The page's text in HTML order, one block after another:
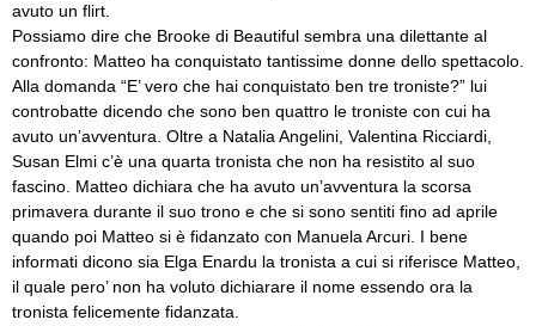
avuto un flirt.
Possiamo dire che Brooke di Beautiful sembra una dilettante al
confronto: Matteo ha conquistato tantissime donne dello spettacolo.
Alla domanda “E’ vero che hai conquistato ben tre troniste?” lui
controbatte dicendo che sono ben quattro le troniste con cui ha
avuto un’avventura. Oltre a Natalia Angelini, Valentina Ricciardi,
Susan Elmi c’è una quarta tronista che non ha resistito al suo
fascino. Matteo dichiara che ha avuto un’avventura la scorsa
primavera durante il suo trono e che si sono sentiti fino ad aprile
quando poi Matteo si è fidanzato con Manuela Arcuri. I bene
informati dicono sia Elga Enardu la tronista a cui si riferisce Matteo,
il quale pero’ non ha voluto dichiarare il nome essendo ora la
tronista felicemente fidanzata.